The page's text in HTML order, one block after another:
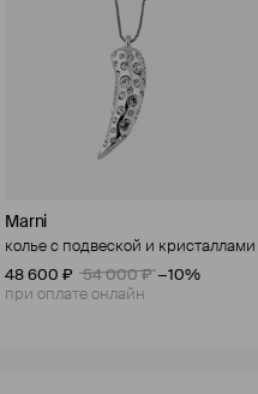
Marni
колье с подвеской и кристаллами
48 600 ₽
54 000 ₽ −10%
при оплате онлайн